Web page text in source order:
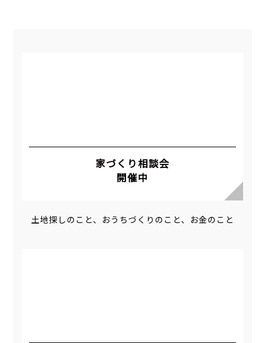
家づくり相談会
開催中
土地探しのこと、おうちづくりのこと、お金のこと